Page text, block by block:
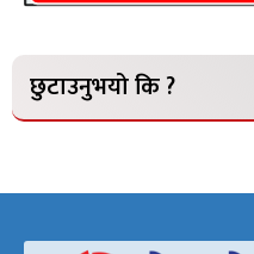
छुटाउनुभयो कि ?